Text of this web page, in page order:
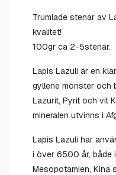
Trumlade stenar av
kvalitet!
100gr ca 2-5stenar.
Lapis Lazuli är en
gyllene mönster och
Lazurit, Pyrit och vit
mineralen utvinns i
Lapis Lazuli har
i över 6500 år, både
Mesopotamien, Kina